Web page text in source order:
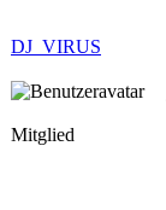
DJ_VIRUS
Mitglied